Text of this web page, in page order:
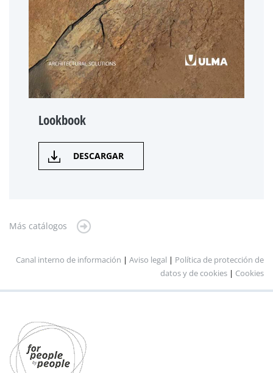
Lookbook
DESCARGAR
Más catálogos
Canal interno de información | Aviso legal | Política de protección de
datos y de cookies | Cookies